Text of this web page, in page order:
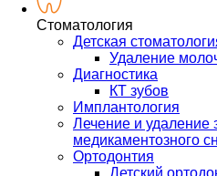
Стоматология
Детская
Удаление
Диагностика
КТ зубов
Имплантология
Лечение и удаление
медикаментозного
Ортодонтия